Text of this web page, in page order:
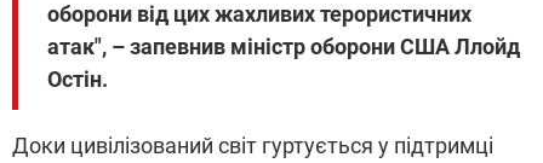
оборони від цих жахливих терористичних
атак", – запевнив міністр оборони США Ллойд
Остін.
Доки цивілізований світ гуртується у підтримці